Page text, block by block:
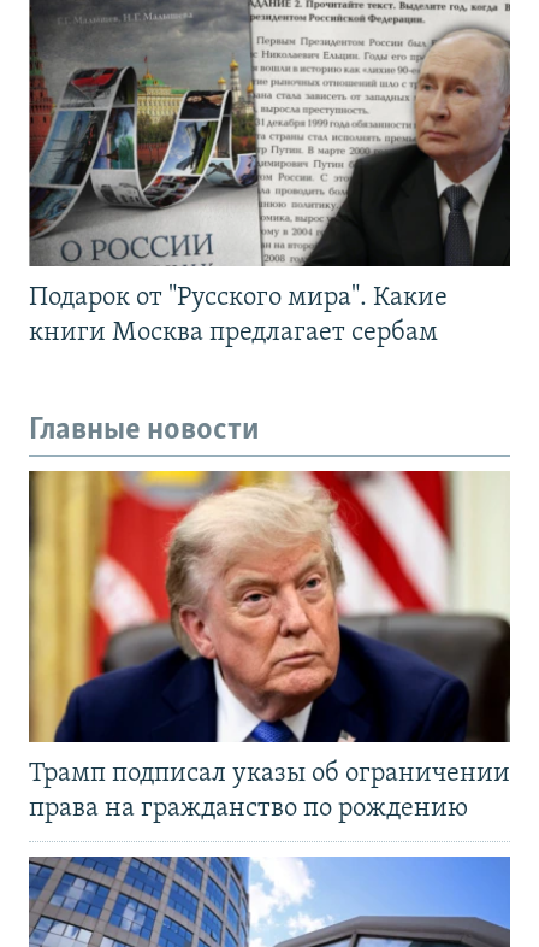
Подарок от "Русского мира". Какие
книги Москва предлагает сербам
Главные новости
Трамп подписал указы об ограничении
права на гражданство по рождению